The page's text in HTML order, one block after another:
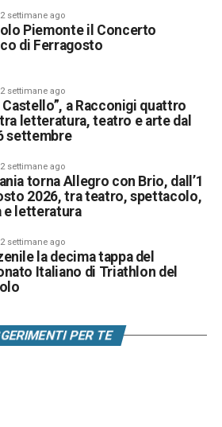
2 settimane ago
Piemonte il Concerto
di Ferragosto
2 settimane ago
Castello”, a Racconigi quattro
letteratura, teatro e arte dal
settembre
2 settimane ago
torna Allegro con Brio, dall’1
2026, tra teatro, spettacolo,
e letteratura
2 settimane ago
la decima tappa del
Italiano di Triathlon del
PER TE